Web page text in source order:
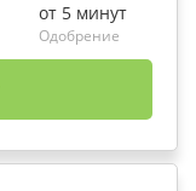
от 5 минут
Одобрение